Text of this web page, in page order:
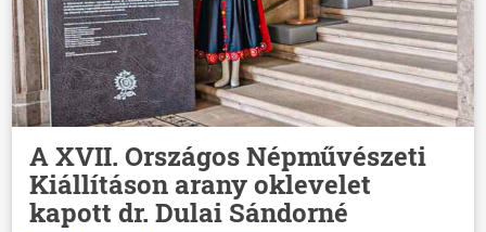
A XVII. Országos Népművészeti
Kiállításon arany oklevelet
kapott dr. Dulai Sándorné